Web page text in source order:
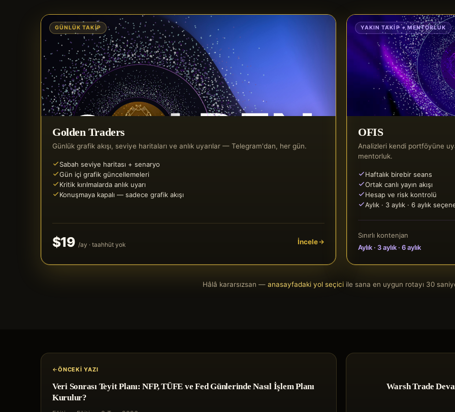
GÜNLÜK TAKIP
Golden Traders
Günlük grafik akışı, seviye haritaları ve anlık uyarılar — Telegram'dan, her gün.
Sabah seviye haritası + senaryo
Gün içi grafik güncellemeleri
Kritik kırılmalarda anlık uyarı
Konuşmaya kapalı — sadece grafik akışı
$19 /ay · taahhüt yok İncele
YAKIN TAKIP + MENTORLUK
OFIS
Analizleri kendi portföyüne
mentorluk.
Haftalık birebir seans
Ortak canlı yayın akışı
Hesap ve risk kontrolü
Aylık · 3 aylık · 6 aylık
Sınırlı kontenjan
Aylık · 3 aylık · 6 aylık
Hâlâ kararsızsan — anasayfadaki yol seçici ile sana en uygun rotayı 30
ÖNCEKI YAZI
Veri Sonrası Teyit Planı: NFP, TÜFE ve Fed Günlerinde Nasıl İşlem Planı
Kurulur?
Warsh Trade